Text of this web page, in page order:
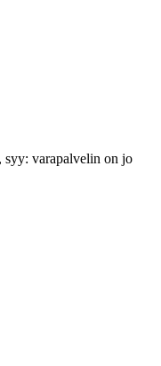
syy: varapalvelin on jo